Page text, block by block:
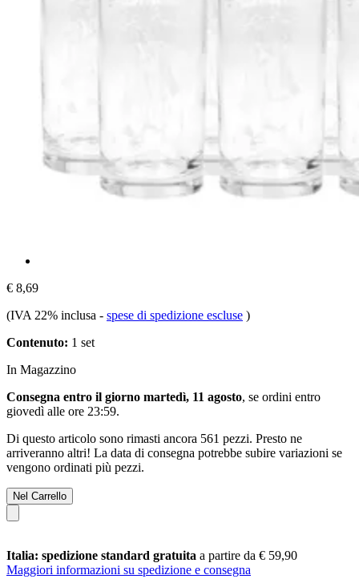
€ 8,69
(IVA 22% inclusa - spese di spedizione escluse )
Contenuto: 1 set
In Magazzino
Consegna entro il giorno martedì, 11 agosto, se ordini entro
giovedì alle ore 23:59.
Di questo articolo sono rimasti ancora 561 pezzi. Presto ne
arriveranno altri! La data di consegna potrebbe subire variazioni se
vengono ordinati più pezzi.
Nel Carrello
Italia: spedizione standard gratuita a partire da € 59,90
Maggiori informazioni su spedizione e consegna